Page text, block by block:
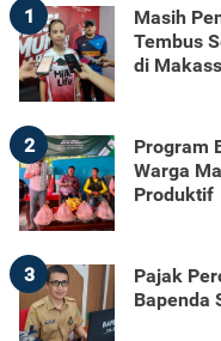
1
Masih
Tembus
di
2
Program
Warga
Produktif
3
Pajak
Bapenda